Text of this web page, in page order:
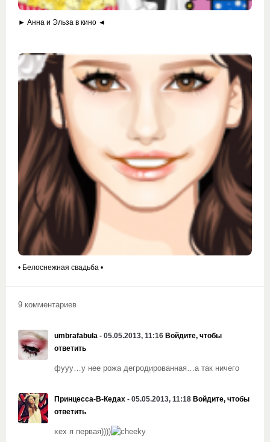
► Анна и Эльза в кино ◄
• Белоснежная свадьба •
9 комментариев
umbrafabula - 05.05.2013, 11:16 Войдите, чтобы
ответить
фууу…у нее рожа дегродированная…а так ничего
Принцесса-В-Кедах - 05.05.2013, 11:18 Войдите, чтобы
ответить
хех я первая))))